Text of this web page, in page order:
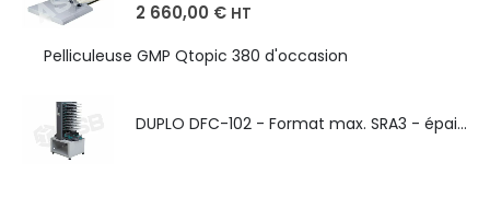
2 660,00 € HT
Pelliculeuse GMP Qtopic 380 d'occasion
DUPLO DFC-102 - Format max. SRA3 - épaisseur de 50 à 130g/m